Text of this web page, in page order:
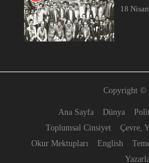
18
Copyright ©
Ana Sayfa Dünya
Toplumsal Cinsiyet
Çevre,
Okur Mektupları
English